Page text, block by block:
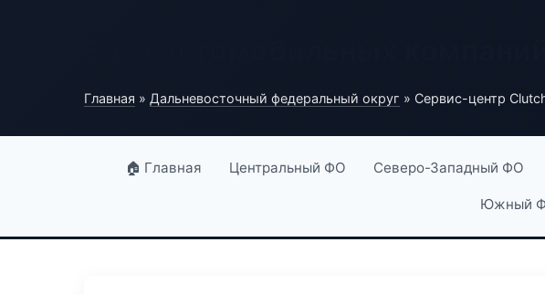
Главная » Дальневосточный федеральный округ » Сервис-центр
🏠 Главная Центральный ФО Северо-Западный ФО
Южный